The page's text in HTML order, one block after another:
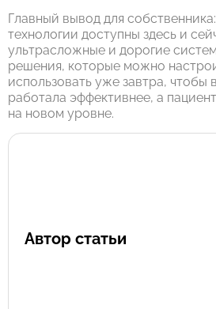
Главный вывод для
технологии доступны здесь и
ультрасложные и дорогие
решения, которые можно
использовать уже завтра, чтобы
работала эффективнее, а
на новом уровне.
Автор статьи